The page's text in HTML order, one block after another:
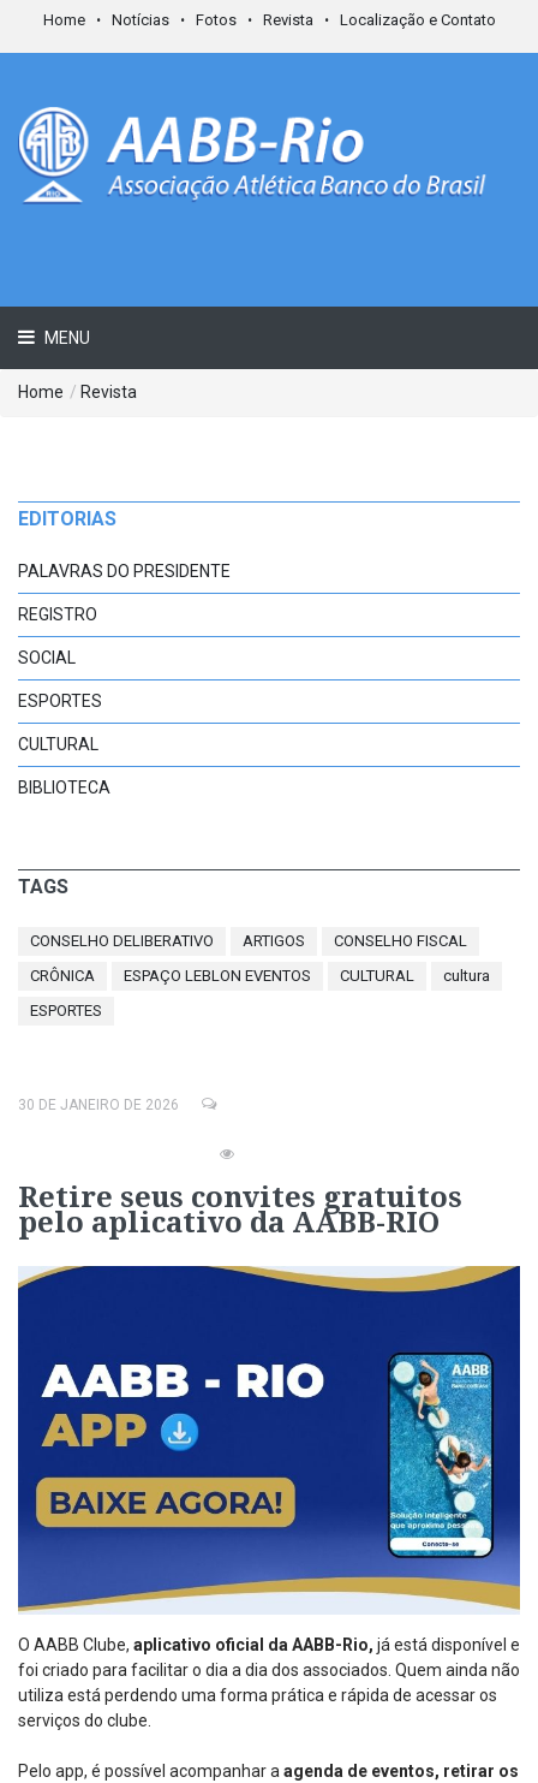
Home Notícias Fotos Revista Localização e Contato
MENU
Home / Revista
EDITORIAS
PALAVRAS DO PRESIDENTE
REGISTRO
SOCIAL
ESPORTES
CULTURAL
BIBLIOTECA
TAGS
CONSELHO DELIBERATIVO ARTIGOS
CONSELHO FISCAL
CRÔNICA
ESPAÇO LEBLON EVENTOS CULTURAL
cultura
ESPORTES
30 DE JANEIRO DE 2026
Retire seus convites gratuitos
pelo aplicativo da AABB-RIO
O AABB Clube, aplicativo oficial da AABB-Rio, já está disponível e
foi criado para facilitar o dia a dia dos associados. Quem ainda não
utiliza está perdendo uma forma prática e rápida de acessar os
serviços do clube.
Pelo app, é possível acompanhar aagenda de eventos, retirar os